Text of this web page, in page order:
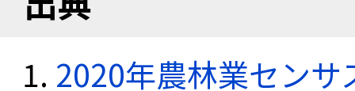
2020年農林業セン